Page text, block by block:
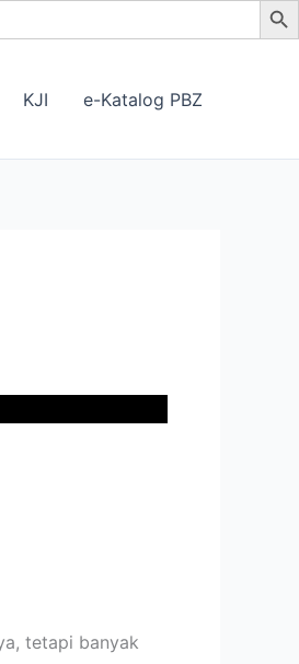
KJI e-Katalog PBZ
tetapi banyak